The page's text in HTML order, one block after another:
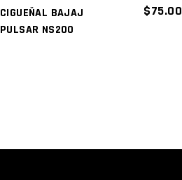
CIGUEÑAL BAJAJ
PULSAR NS200
$75.00